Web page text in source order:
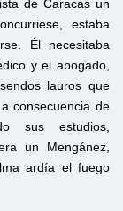
de Caracas un
estaba
Él necesitaba
y el abogado,
lauros que
consecuencia de
sus estudios,
un Mengánez,
ardía el fuego